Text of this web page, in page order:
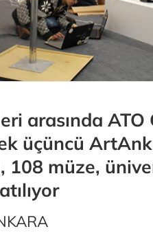
arasında ATO
üçüncü
108 müze,